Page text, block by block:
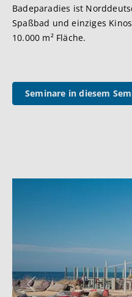
Badeparadies ist
Spaßbad und einziges
10.000 m² Fläche.
Seminare in diesem
Previous